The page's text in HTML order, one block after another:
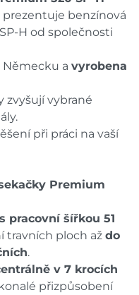
prezentuje benzínová
H od společnosti
Německu a vyrobena
zvyšují vybrané
při práci na vaší
Premium
s pracovní šířkou 51
travních ploch až do
.
v 7 krocích
přizpůsobení